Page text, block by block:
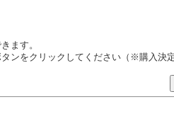
ます。
ンをクリックしてください（※購入決